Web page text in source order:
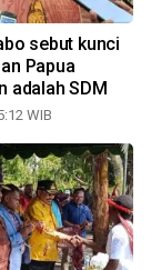
sebut kunci
Papua
adalah SDM
WIB